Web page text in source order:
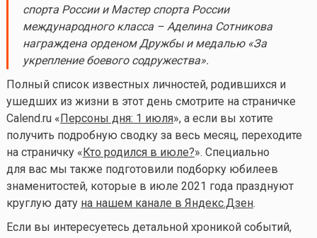
спорта России и Мастер спорта России
международного класса – Аделина Сотникова
награждена орденом Дружбы и медалью «За
укрепление боевого содружества».
Полный список известных личностей, родившихся и
ушедших из жизни в этот день смотрите на страничке
Calend.ru «Персоны дня: 1 июля», а если вы хотите
получить подробную сводку за весь месяц, переходите
на страничку «Кто родился в июле?». Специально
для вас мы также подготовили подборку юбилеев
знаменитостей, которые в июле 2021 года празднуют
круглую дату на нашем канале в Яндекс.Дзен.
Если вы интересуетесь детальной хроникой событий,